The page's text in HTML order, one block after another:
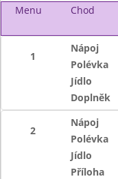
Menu
Chod
1
Nápoj
Polévka
Jídlo
Doplněk
2
Nápoj
Polévka
Jídlo
Příloha